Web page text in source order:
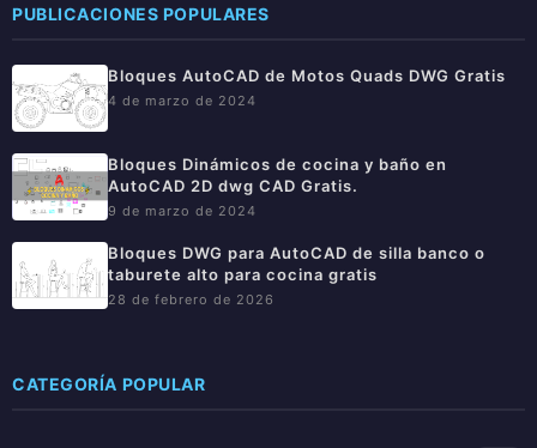
PUBLICACIONES POPULARES
Bloques AutoCAD de Motos Quads DWG Gratis
4 de marzo de 2024
Bloques Dinámicos de cocina y baño en
AutoCAD 2D dwg CAD Gratis.
9 de marzo de 2024
Bloques DWG para AutoCAD de silla banco o
taburete alto para cocina gratis
28 de febrero de 2026
CATEGORÍA POPULAR